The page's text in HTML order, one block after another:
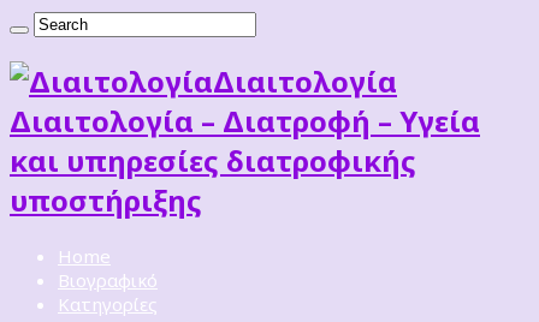
Διαιτoλογία
Διαιτολογία – Διατροφή – Υγεία
και υπηρεσίες διατροφικής
υποστήριξης
Home
Βιογραφικό
Κατηγορίες